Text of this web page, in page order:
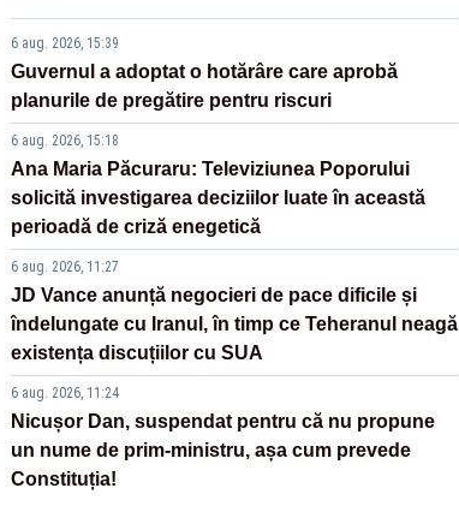
6 aug. 2026, 15:39
Guvernul a adoptat o hotărâre care aprobă
planurile de pregătire pentru riscuri
6 aug. 2026, 15:18
Ana Maria Păcuraru: Televiziunea Poporului
solicită investigarea deciziilor luate în această
perioadă de criză enegetică
6 aug. 2026, 11:27
JD Vance anunță negocieri de pace dificile și
îndelungate cu Iranul, în timp ce Teheranul neagă
existența discuțiilor cu SUA
6 aug. 2026, 11:24
Nicușor Dan, suspendat pentru că nu propune
un nume de prim-ministru, așa cum prevede
Constituția!